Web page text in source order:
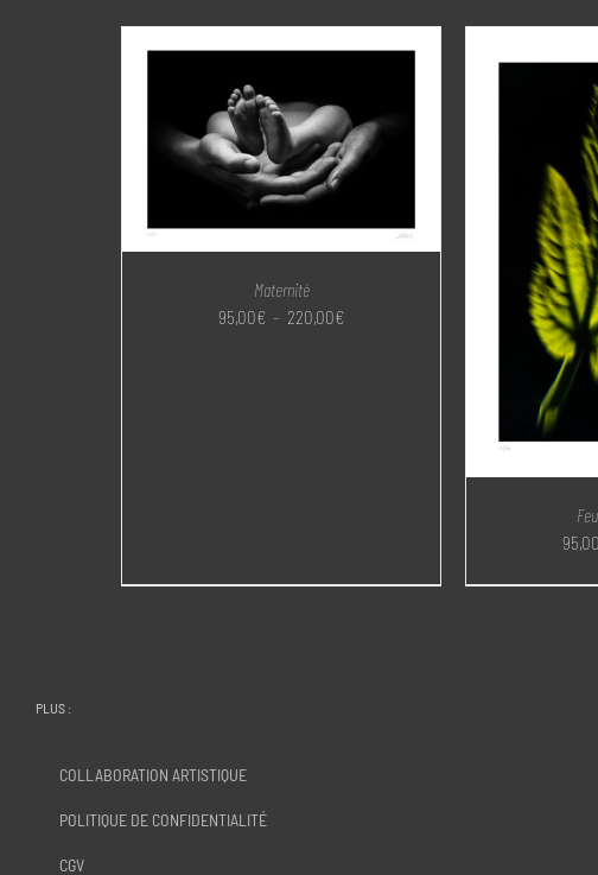
Maternité
95,00€ – 220,00€
95,00
PLUS :
COLLABORATION ARTISTIQUE
POLITIQUE DE CONFIDENTIALITÉ
CGV